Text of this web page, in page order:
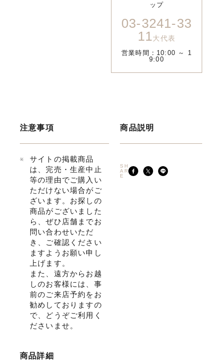
ップ
03-3241-33
11大代表
営業時間：10:00 ～ 1
9:00
注意事項
サイトの掲載商品
は、完売・生産中止
等の理由でご購入い
ただけない場合がご
ざいます。お探しの
商品がございました
ら、ぜひ店舗までお
問い合わせいただ
き、ご確認ください
ますようお願い申し
上げます。
また、遠方からお越
しのお客様には、事
前のご来店予約をお
勧めしておりますの
で、どうぞご利用く
ださいませ。
商品詳細
商品説明
SH
AR
E